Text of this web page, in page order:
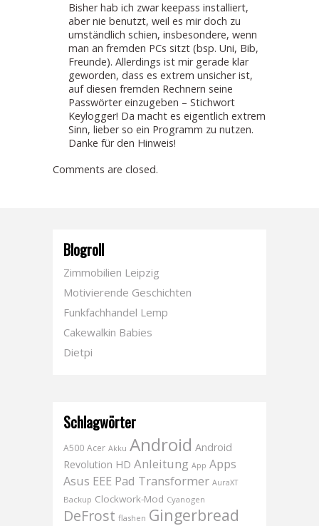
Bisher hab ich zwar keepass installiert,
aber nie benutzt, weil es mir doch zu
umständlich schien, insbesondere, wenn
man an fremden PCs sitzt (bsp. Uni, Bib,
Freunde). Allerdings ist mir gerade klar
geworden, dass es extrem unsicher ist,
auf diesen fremden Rechnern seine
Passwörter einzugeben – Stichwort
Keylogger! Da macht es eigentlich extrem
Sinn, lieber so ein Programm zu nutzen.
Danke für den Hinweis!
Comments are closed.
Blogroll
Zimmobilien Leipzig
Motivierende Geschichten
Funkfachhandel Lemp
Cakewalkin Babies
Dietpi
Schlagwörter
A500 Acer Akku Android Android
Revolution HD Anleitung App Apps
Asus EEE Pad Transformer AuraXT
Backup Clockwork-Mod Cyanogen
DeFrost flashen Gingerbread